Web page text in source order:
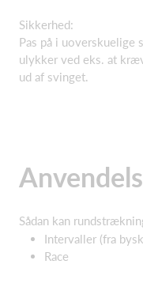
Sikkerhed:
Pas på i uoverskuelige
ulykker ved eks. at
ud af svinget.
Sådan kan
Intervaller (fra
Race